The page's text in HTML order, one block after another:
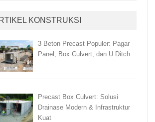
KONSTRUKSI
3 Beton Precast Populer: Pagar
Panel, Box Culvert, dan U Ditch
Precast Box Culvert: Solusi
Drainase Modern & Infrastruktur
Kuat